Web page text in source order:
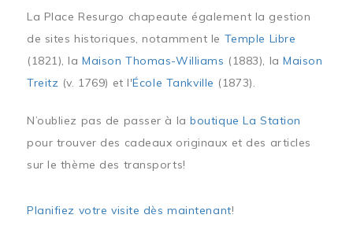
La Place Resurgo chapeaute également la gestion
de sites historiques, notamment le Temple Libre
(1821), laMaison Thomas-Williams (1883), laMaison
Treitz (v. 1769) et l'École Tankville (1873).
N’oubliez pas de passer à laboutique La Station
pour trouver des cadeaux originaux et des articles
sur le thème des transports!
Planifiez votre visite dès maintenant!